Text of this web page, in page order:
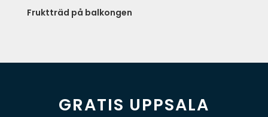
Fruktträd på balkongen
GRATIS UPPSALA